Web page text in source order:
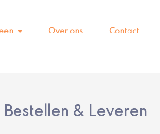
Over ons Contact
Bestellen & Leveren